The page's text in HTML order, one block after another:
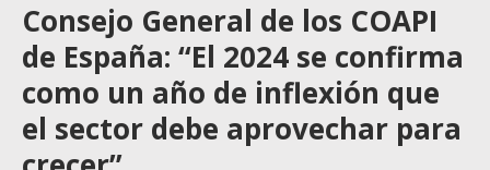
Consejo General de los COAPI
de España: “El 2024 se confirma
como un año de inflexión que
el sector debe aprovechar para